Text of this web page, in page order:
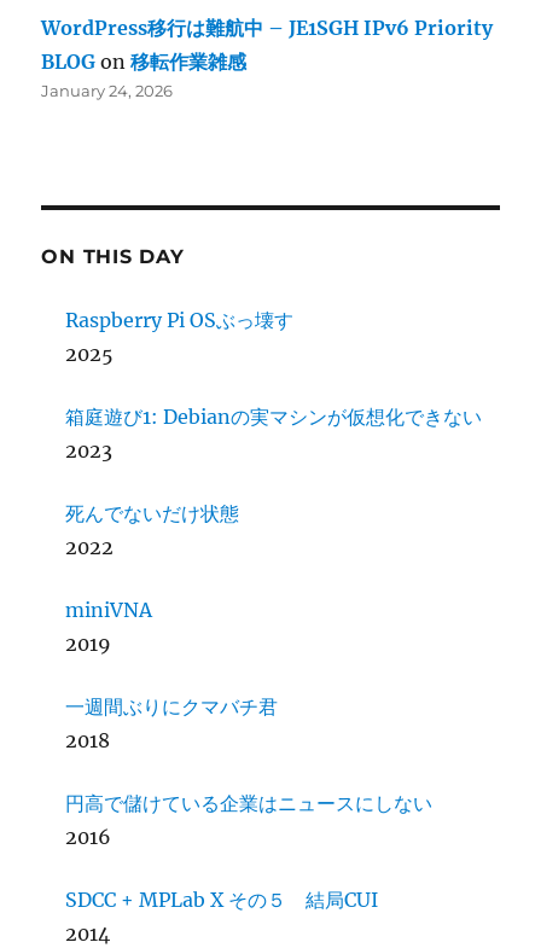
WordPress移行は難航中 – JE1SGH IPv6 Priority
BLOG on移転作業雑感
January 24, 2026
ON THIS DAY
Raspberry Pi OSぶっ壊す
2025
箱庭遊び1: Debianの実マシンが仮想化できない
2023
死んでないだけ状態
2022
miniVNA
2019
一週間ぶりにクマバチ君
2018
円高で儲けている企業はニュースにしない
2016
SDCC + MPLab X その５ 結局CUI
2014